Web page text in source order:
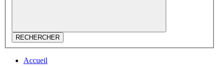
RECHERCHER
Accueil